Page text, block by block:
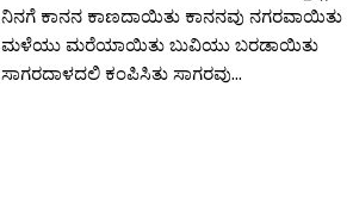
ನಿನಗೆ ಕಾನನ ಕಾಣದಾಯಿತು ಕಾನನವು ನಗರವಾಯಿತು
ಮಳೆಯು ಮರೆಯಾಯಿತು ಬುವಿಯು ಬರಡಾಯಿತು
ಸಾಗರದಾಳದಲಿ ಕಂಪಿಸಿತು ಸಾಗರವು...